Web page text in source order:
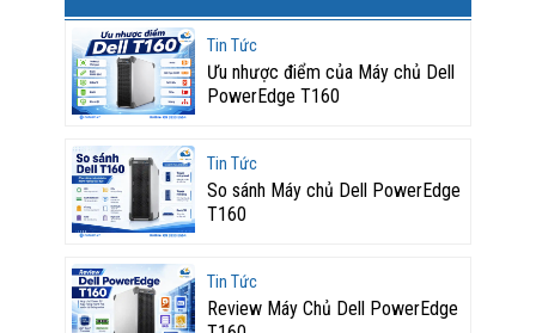
Tin Tức
Ưu nhược điểm của Máy chủ Dell
PowerEdge T160
Tin Tức
So sánh Máy chủ Dell PowerEdge
T160
Tin Tức
Review Máy Chủ Dell PowerEdge